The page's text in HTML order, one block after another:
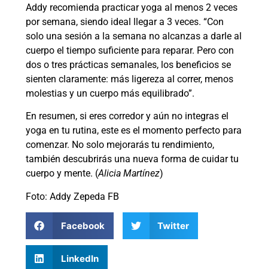
Addy recomienda practicar yoga al menos 2 veces
por semana, siendo ideal llegar a 3 veces. “Con
solo una sesión a la semana no alcanzas a darle al
cuerpo el tiempo suficiente para reparar. Pero con
dos o tres prácticas semanales, los beneficios se
sienten claramente: más ligereza al correr, menos
molestias y un cuerpo más equilibrado”.
En resumen, si eres corredor y aún no integras el
yoga en tu rutina, este es el momento perfecto para
comenzar. No solo mejorarás tu rendimiento,
también descubrirás una nueva forma de cuidar tu
cuerpo y mente. (Alicia Martínez)
Foto: Addy Zepeda FB
Facebook Twitter
LinkedIn